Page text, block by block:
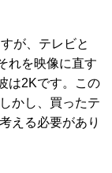
が、テレビと
れを映像に直す
は2Kです。この
かし、買ったテ
える必要があり